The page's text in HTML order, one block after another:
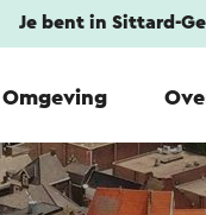
Je bent in Sittard-
Omgeving